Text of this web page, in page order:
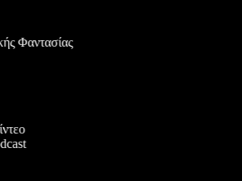
Φαντασίας